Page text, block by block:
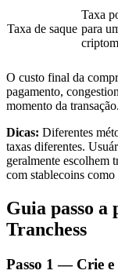
Empréstimos
Serviço de
Obtenha lucro a
Taxa de saque
Taxa
para
O custo final da
pagamento,
momento da transação.
Dicas: Diferentes
taxas diferentes.
geralmente escolhem
com stablecoins
Guia passo a
Tranchess
Passo 1 — Crie